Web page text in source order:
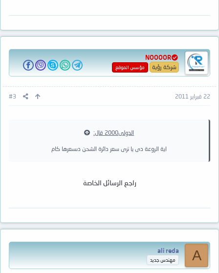
NOOOOR
شركة رؤية مؤسس الموقع
22 فبراير 2011 #3
الدولى2000 قال:
اية الروعة دى يا ترى سعر دائرة الشحن دىسعرها كام
راجع الرسائل الخاصة
A
ali reda
مهندس جديد